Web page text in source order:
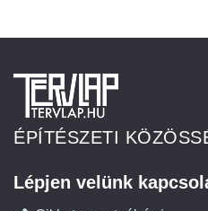
ÉPÍTÉSZETI
Lépjen velünk